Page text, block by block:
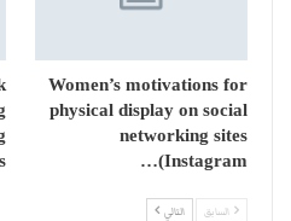
Women’s motivations for
physical display on social
networking sites
(Instagram…
السابق التالي